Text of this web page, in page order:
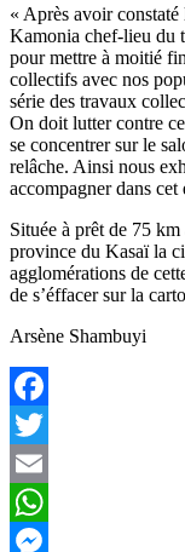
« Après avoir
Kamonia chef-lieu du
pour mettre à moitié
collectifs avec nos
série des travaux
On doit lutter contre
se concentrer sur le
relâche. Ainsi nous
accompagner dans
Située à prêt de 75
province du Kasaï la
agglomérations de
de s’éffacer sur la
Arsène Shambuyi
Facebook
Twitter
Email
WhatsApp